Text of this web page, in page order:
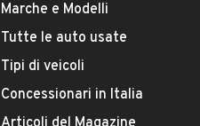
Marche e Modelli
Tutte le auto usate
Tipi di veicoli
Concessionari in Italia